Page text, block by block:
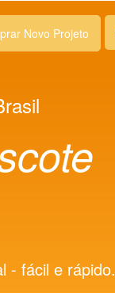
Novo Projeto
- fácil e rápido.